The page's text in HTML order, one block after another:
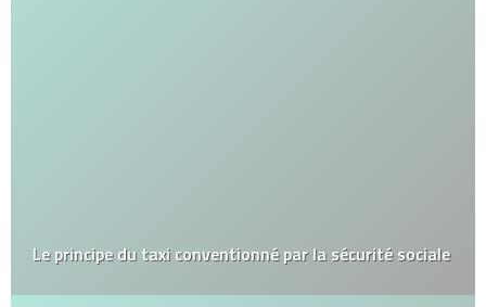
Le principe du taxi conventionné par la sécurité sociale